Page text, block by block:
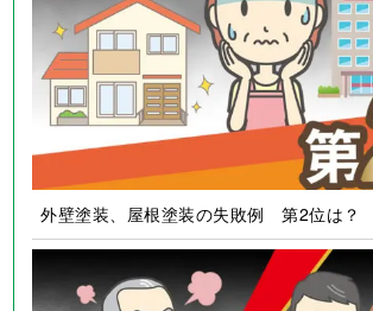
外壁塗装、屋根塗装の失敗例 第2位は？